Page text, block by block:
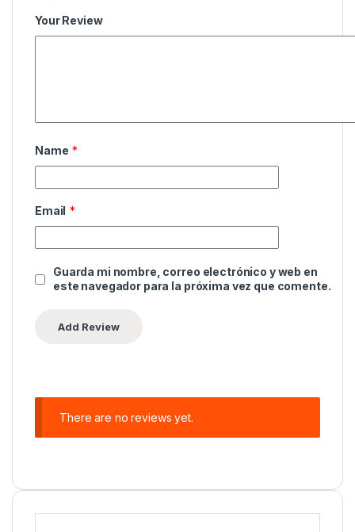
Your Review
Name *
Email *
Guarda mi nombre, correo electrónico y web en
este navegador para la próxima vez que comente.
There are no reviews yet.